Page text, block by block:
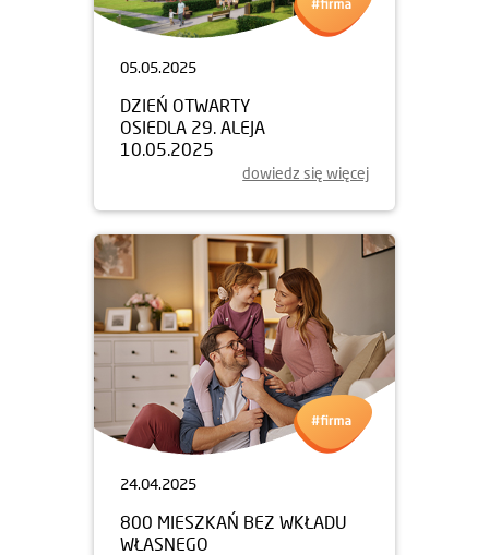
05.05.2025
DZIEŃ OTWARTY
OSIEDLA 29. ALEJA
10.05.2025
dowiedz się więcej
24.04.2025
800 MIESZKAŃ BEZ WKŁADU
WŁASNEGO